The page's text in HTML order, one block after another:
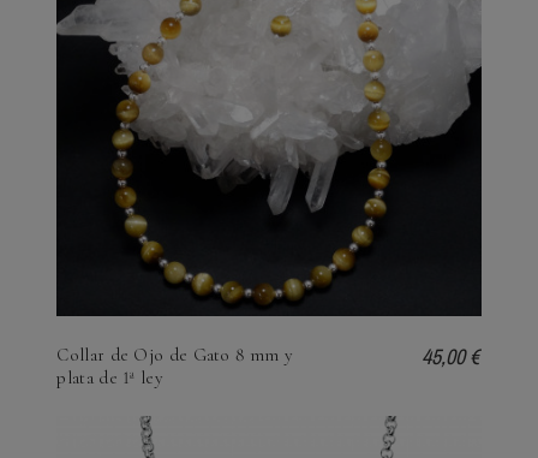
Collar de Ojo de Gato 8 mm y
plata de 1ª ley
45,00 €